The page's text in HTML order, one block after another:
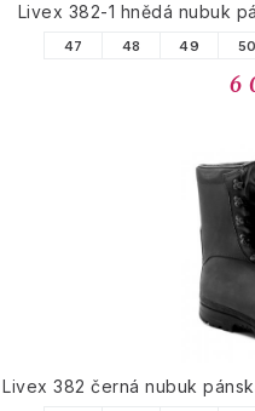
Livex 382-1 hnědá nubuk
47 48 49 50
6
Livex 382 černá nubuk